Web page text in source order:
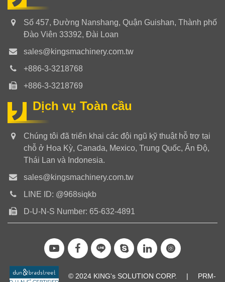
Số 457, Đường Nanshang, Quận Guishan, Thành phố
Đào Viên 33392, Đài Loan
sales@kingsmachinery.com.tw
+886-3-3218768
+886-3-3218769
Dịch vụ Toàn cầu
Chúng tôi đã triển khai các đội ngũ kỹ thuật hỗ trợ tại
chỗ ở Hoa Kỳ, Canada, Mexico, Trung Quốc, Ấn Độ,
Thái Lan và Indonesia.
sales@kingsmachinery.com.tw
LINE ID: @968siqkb
D-U-N-S Number: 65-632-4891
© 2024 KING's SOLUTION CORP. | PRM-